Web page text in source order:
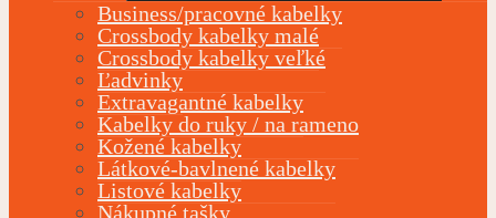
Business/pracovné kabelky
Crossbody kabelky malé
Crossbody kabelky veľké
Ľadvinky
Extravagantné kabelky
Kabelky do ruky / na rameno
Kožené kabelky
Látkové-bavlnené kabelky
Listové kabelky
Nákupné tašky